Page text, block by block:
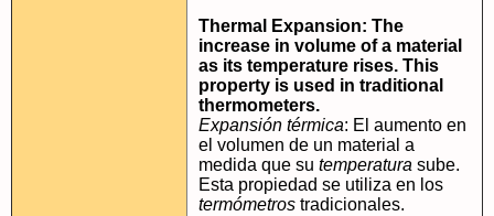
Thermal Expansion: The
increase in volume of a material
as its temperature rises. This
property is used in traditional
thermometers.
Expansión térmica: El aumento en
el volumen de un material a
medida que su temperatura sube.
Esta propiedad se utiliza en los
termómetros tradicionales.